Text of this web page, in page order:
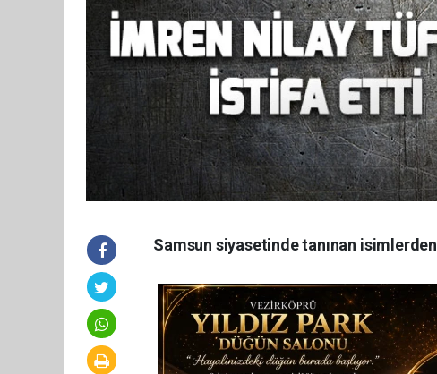
Samsun siyasetinde tanınan